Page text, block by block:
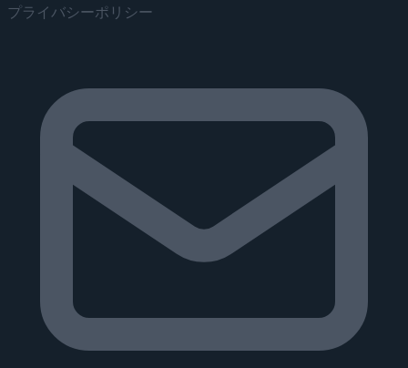
プライバシーポリシー